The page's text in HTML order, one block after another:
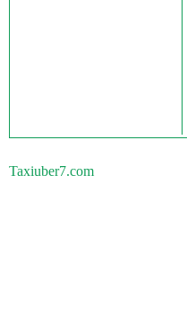
Taxiuber7.com